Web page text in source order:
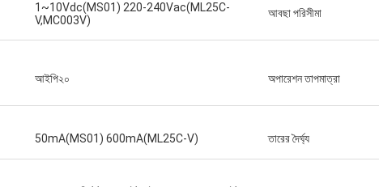
1~10Vdc(MS01) 220-240Vac(ML25C-
V,MC003V)
আবছা পরিসীমা
আইপি২০ অপারেশন তাপমাত্রা
50mA(MS01) 600mA(ML25C-V) তারের দৈর্ঘ্য